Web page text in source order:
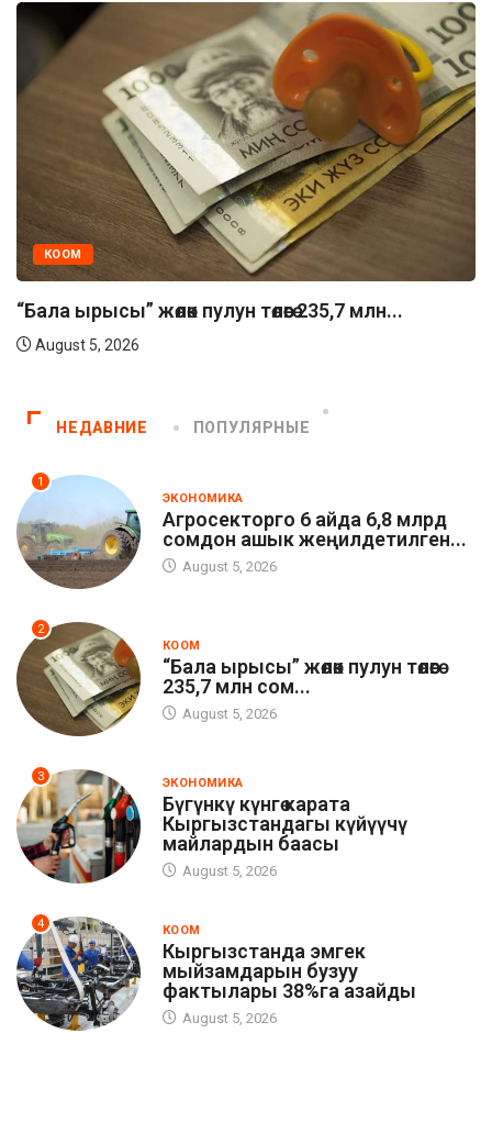
пулун төлөөгө 235,7 млн...
ЭКОНОМИКА
НЕДАВНИЕ
ПОПУЛЯРНЫЕ
1
ЭКОНОМИКА
Агросекторго 6 айда 6,8 млрд
сомдон ашык жеңилдетилген...
August 5, 2026
2
КООМ
“Бала ырысы” жөлөк пулун төлөөгө
235,7 млн сом...
August 5, 2026
3 ЭКОНОМИКА
Бүгүнкү күнгө карата
Кыргызстандагы күйүүчү
майлардын баасы
August 5, 2026
4 КООМ
Кыргызстанда эмгек
мыйзамдарын бузуу
фактылары 38%га азайды
August 5, 2026